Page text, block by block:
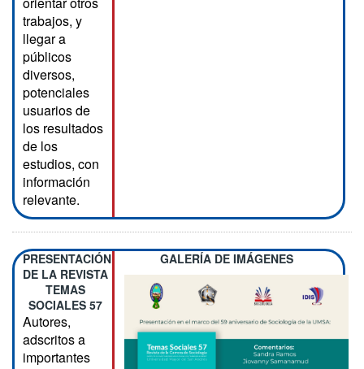
trabajos, y
llegar a
públicos
diversos,
potenciales
usuarios de
los resultados
de los
estudios, con
información
relevante.
PRESENTACIÓN
DE LA REVISTA
TEMAS
SOCIALES 57
Autores,
adscritos a
importantes
GALERÍA DE IMÁGENES